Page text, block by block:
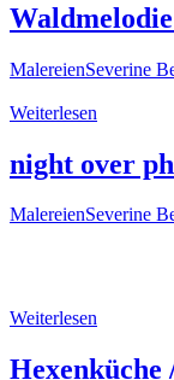
MalereienSeverine
Weiterlesen
night over
MalereienSeverine
Weiterlesen
Hexenküche